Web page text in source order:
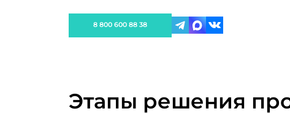
8 800 600 88 38
Этапы решения